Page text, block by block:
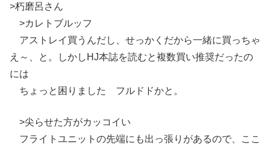
>朽磨呂さん
>カレトブルッフ
アストレイ買うんだし、せっかくだから一緒に買っちゃ
え～、と。しかしHJ本誌を読むと複数買い推奨だったの
には
ちょっと困りました フルドドかと。
>尖らせた方がカッコイい
フライトユニットの先端にも出っ張りがあるので、ここ